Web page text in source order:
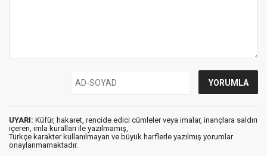
UYARI: Küfür, hakaret, rencide edici cümleler veya imalar, inançlara saldırı
içeren, imla kuralları ile yazılmamış,
Türkçe karakter kullanılmayan ve büyük harflerle yazılmış yorumlar
onaylanmamaktadır.